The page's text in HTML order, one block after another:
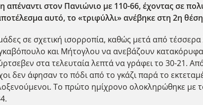
απέναντι στον Πανιώνιο με 110-66, έχοντας σε
αυτό, το «τριφύλλι» ανέβηκε στη 2η
σε σχετική ισορροπία, καθώς μετά από
και Μήτογλου να ανεβάζουν
στα τελευταία λεπτά να γράφει το 30-21.
δεν άφησαν το πόδι από το γκάζι παρά το
Το πρώτο ημίχρονο ολοκληρώθηκε